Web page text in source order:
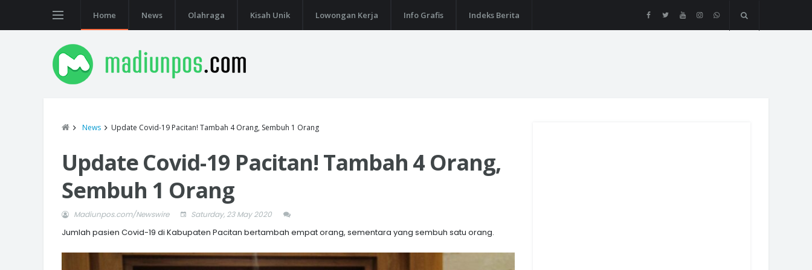
Home News Olahraga Kisah Unik Lowongan Kerja Info Grafis Indeks Berita
News Update Covid-19 Pacitan! Tambah 4 Orang, Sembuh 1 Orang
Update Covid-19 Pacitan! Tambah 4 Orang,
Sembuh 1 Orang
Madiunpos.com/Newswire Saturday, 23 May 2020
Jumlah pasien Covid-19 di Kabupaten Pacitan bertambah empat orang, sementara yang sembuh satu orang.